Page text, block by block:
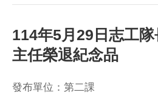
114年5月29日志工
主任榮退紀念品
發布單位：第二課